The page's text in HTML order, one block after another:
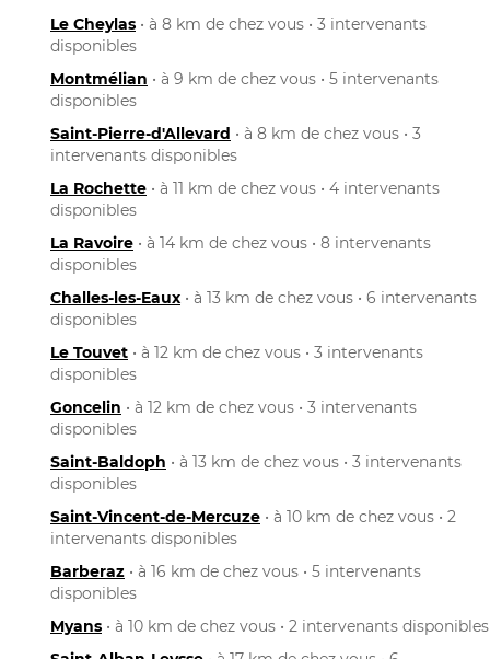
Le Cheylas • à 8 km de chez vous • 3 intervenants
disponibles
Montmélian • à 9 km de chez vous • 5 intervenants
disponibles
Saint-Pierre-d'Allevard • à 8 km de chez vous • 3
intervenants disponibles
La Rochette • à 11 km de chez vous • 4 intervenants
disponibles
La Ravoire • à 14 km de chez vous • 8 intervenants
disponibles
Challes-les-Eaux • à 13 km de chez vous • 6 intervenants
disponibles
Le Touvet • à 12 km de chez vous • 3 intervenants
disponibles
Goncelin • à 12 km de chez vous • 3 intervenants
disponibles
Saint-Baldoph • à 13 km de chez vous • 3 intervenants
disponibles
Saint-Vincent-de-Mercuze • à 10 km de chez vous • 2
intervenants disponibles
Barberaz • à 16 km de chez vous • 5 intervenants
disponibles
Myans • à 10 km de chez vous • 2 intervenants disponibles